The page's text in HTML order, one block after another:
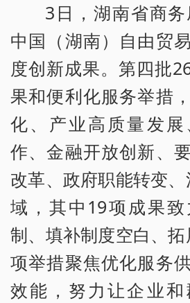
3日，湖南省商
中国（湖南）自由贸
度创新成果。第四批
果和便利化服务举措
化、产业高质量发
作、金融开放创新、
改革、政府职能转变
域，其中19项成果
制、填补制度空白、
项举措聚焦优化服务
效能，努力让企业